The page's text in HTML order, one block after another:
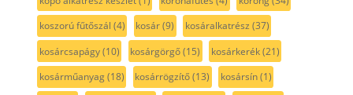
koszorú fűtőszál (4) kosár(9) kosáralkatrész (37)
kosárcsapágy(10) kosárgörgő(15) kosárkerék(21)
kosárműanyag(18) kosárrögzítő(13) kosársín(1)